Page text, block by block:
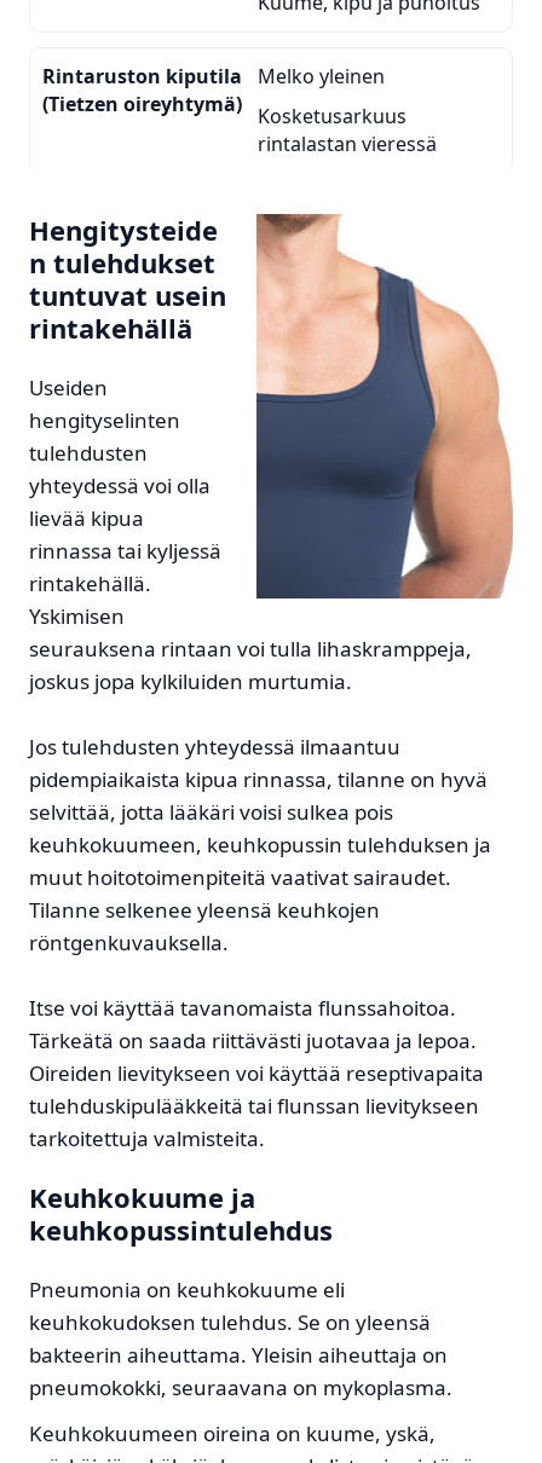
Rintaruston kiputila
(Tietzen oireyhtymä)
Melko yleinen
Kosketusarkuus
rintalastan vieressä
Hengitysteide
n tulehdukset
tuntuvat usein
rintakehällä
Useiden
hengityselinten
tulehdusten
yhteydessä voi olla
lievää kipua
rinnassa tai kyljessä
rintakehällä.
Yskimisen
seurauksena rintaan voi tulla lihaskramppeja,
joskus jopa kylkiluiden murtumia.
Jos tulehdusten yhteydessä ilmaantuu
pidempiaikaista kipua rinnassa, tilanne on hyvä
selvittää, jotta lääkäri voisi sulkea pois
keuhkokuumeen, keuhkopussin tulehduksen ja
muut hoitotoimenpiteitä vaativat sairaudet.
Tilanne selkenee yleensä keuhkojen
röntgenkuvauksella.
Itse voi käyttää tavanomaista flunssahoitoa.
Tärkeätä on saada riittävästi juotavaa ja lepoa.
Oireiden lievitykseen voi käyttää reseptivapaita
tulehduskipulääkkeitä tai flunssan lievitykseen
tarkoitettuja valmisteita.
Keuhkokuume ja
keuhkopussintulehdus
Pneumonia on keuhkokuume eli
keuhkokudoksen tulehdus. Se on yleensä
bakteerin aiheuttama. Yleisin aiheuttaja on
pneumokokki, seuraavana on mykoplasma.
Keuhkokuumeen oireina on kuume, yskä,